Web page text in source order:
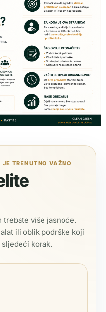
TRENUTNO VAŽNO
trebate više jasnoće.
ili oblik podrške koji
korak.